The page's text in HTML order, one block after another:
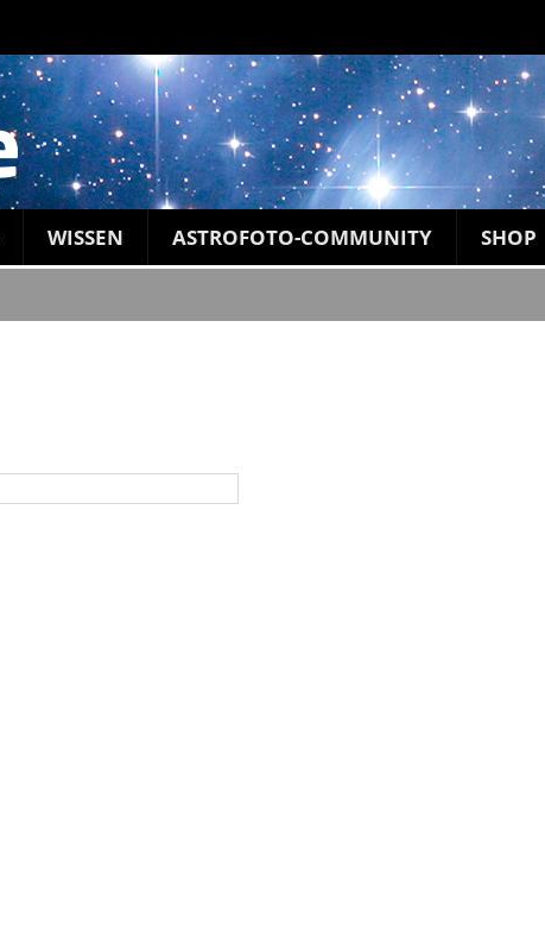
WISSEN ASTROFOTO-COMMUNITY SHOP